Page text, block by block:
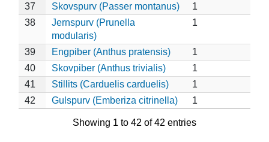
37
Skovspurv (Passer montanus)
1
38
Jernspurv (Prunella
modularis)
1
39 Engpiber (Anthus pratensis)
1
40
Skovpiber (Anthus trivialis)
1
41
Stillits (Carduelis carduelis)
1
42
Gulspurv (Emberiza citrinella) 1
Showing 1 to 42 of 42 entries